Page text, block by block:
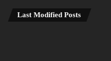
Last Modified Posts